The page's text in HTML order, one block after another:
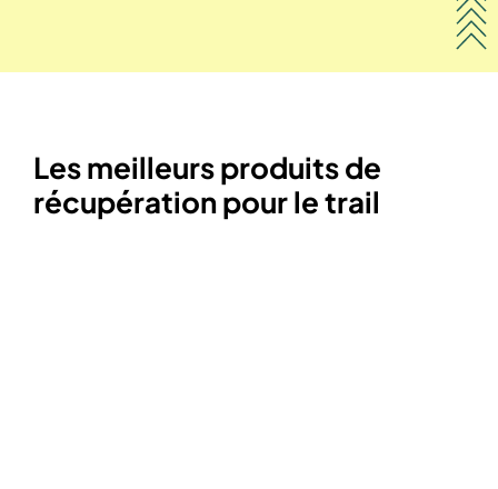
Les meilleurs produits de
récupération pour le trail